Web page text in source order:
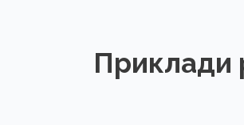
Приклади